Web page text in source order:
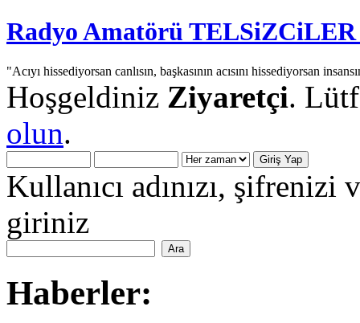
Radyo Amatörü
"Acıyı hissediyorsan canlısın, başkasının acısını hissediyorsan
Hoşgeldiniz Ziyaretçi.
olun.
Kullanıcı adınızı,
giriniz
Haberler: